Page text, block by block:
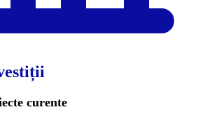
curente